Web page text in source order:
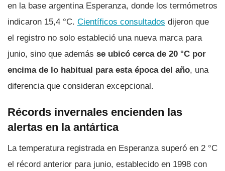
en la base argentina Esperanza, donde los termómetros
indicaron 15,4 °C. Científicos consultados dijeron que
el registro no solo estableció una nueva marca para
junio, sino que además se ubicó cerca de 20 °C por
encima de lo habitual para esta época del año, una
diferencia que consideran excepcional.
Récords invernales encienden las
alertas en la antártica
La temperatura registrada en Esperanza superó en 2 °C
el récord anterior para junio, establecido en 1998 con